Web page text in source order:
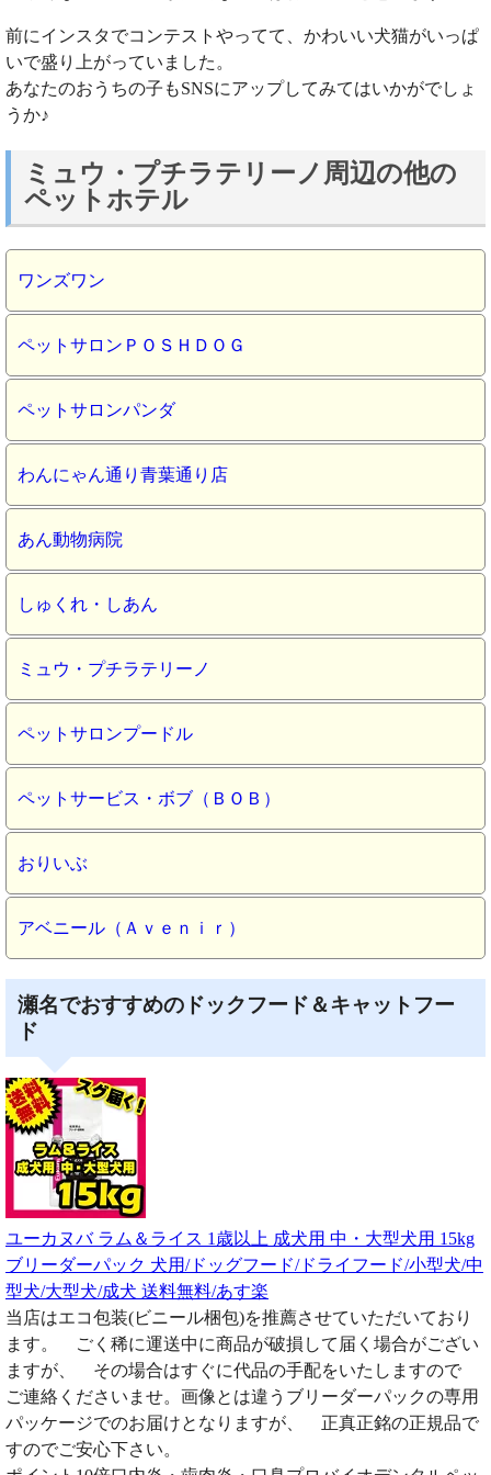
前にインスタでコンテストやってて、かわいい犬猫がいっぱ
いで盛り上がっていました。
あなたのおうちの子もSNSにアップしてみてはいかがでしょ
うか♪
ミュウ・プチラテリーノ周辺の他の
ペットホテル
ワンズワン
ペットサロンＰＯＳＨＤＯＧ
ペットサロンパンダ
わんにゃん通り青葉通り店
あん動物病院
しゅくれ・しあん
ミュウ・プチラテリーノ
ペットサロンプードル
ペットサービス・ボブ（ＢＯＢ）
おりいぶ
アベニール（Ａｖｅｎｉｒ）
瀬名でおすすめのドックフード＆キャットフー
ド
ユーカヌバ ラム＆ライス 1歳以上 成犬用 中・大型犬用 15kg
ブリーダーパック 犬用/ドッグフード/ドライフード/小型犬/中
型犬/大型犬/成犬 送料無料/あす楽
当店はエコ包装(ビニール梱包)を推薦させていただいており
ます。 ごく稀に運送中に商品が破損して届く場合がござい
ますが、 その場合はすぐに代品の手配をいたしますので
ご連絡くださいませ。画像とは違うブリーダーパックの専用
パッケージでのお届けとなりますが、 正真正銘の正規品で
すのでご安心下さい。